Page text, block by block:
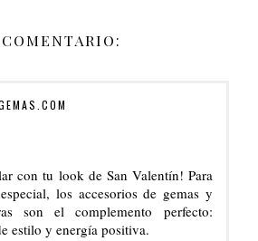
COMENTARIO:
con tu look de San Valentín! Para
los accesorios de gemas y
son el complemento perfecto:
estilo y energía positiva.